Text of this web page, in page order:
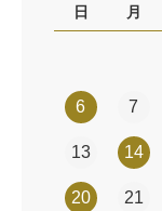
日 月
6 7
13 14
20 21